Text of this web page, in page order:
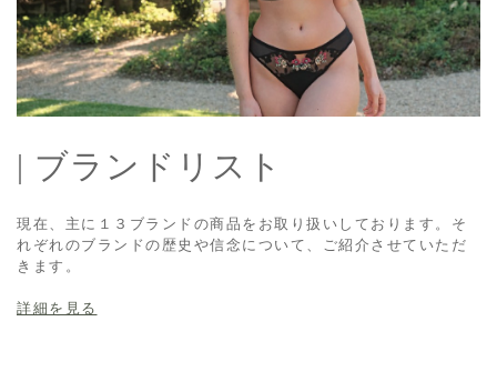
| ブランドリスト
現在、主に１３ブランドの商品をお取り扱いしております。そ
れぞれのブランドの歴史や信念について、ご紹介させていただ
きます。
詳細を見る